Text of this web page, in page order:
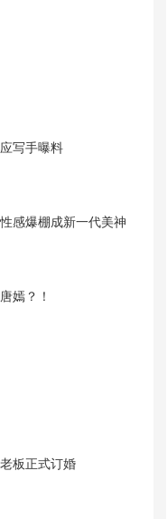
写手曝料
感爆棚成新一代美神
嫣？！
板正式订婚